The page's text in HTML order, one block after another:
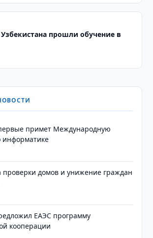
прошли обучение в
примет Международную
информатике
проверки домов и унижение граждан
ЕАЭС программу
кооперации